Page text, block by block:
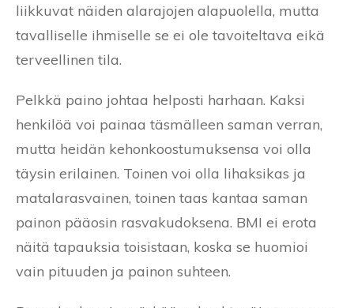
liikkuvat näiden alarajojen alapuolella, mutta
tavalliselle ihmiselle se ei ole tavoiteltava eikä
terveellinen tila.
Pelkkä paino johtaa helposti harhaan. Kaksi
henkilöä voi painaa täsmälleen saman verran,
mutta heidän kehonkoostumuksensa voi olla
täysin erilainen. Toinen voi olla lihaksikas ja
matalarasvainen, toinen taas kantaa saman
painon pääosin rasvakudoksena. BMI ei erota
näitä tapauksia toisistaan, koska se huomioi
vain pituuden ja painon suhteen.